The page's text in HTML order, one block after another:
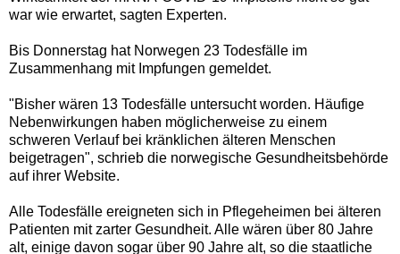
war wie erwartet, sagten Experten.
Bis Donnerstag hat Norwegen 23 Todesfälle im
Zusammenhang mit Impfungen gemeldet.
"Bisher wären 13 Todesfälle untersucht worden. Häufige
Nebenwirkungen haben möglicherweise zu einem
schweren Verlauf bei kränklichen älteren Menschen
beigetragen", schrieb die norwegische Gesundheitsbehörde
auf ihrer Website.
Alle Todesfälle ereigneten sich in Pflegeheimen bei älteren
Patienten mit zarter Gesundheit. Alle wären über 80 Jahre
alt, einige davon sogar über 90 Jahre alt, so die staatliche